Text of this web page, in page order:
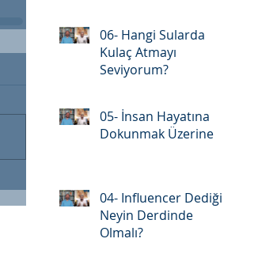
06- Hangi Sularda
Kulaç Atmayı
Seviyorum?
05- İnsan Hayatına
Dokunmak Üzerine
04- Influencer Dediğin
Neyin Derdinde
Olmalı?